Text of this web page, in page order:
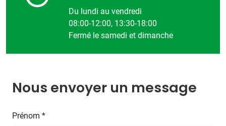
Du lundi au vendredi
08:00-12:00, 13:30-18:00
Fermé le samedi et dimanche
Nous envoyer un message
Prénom *